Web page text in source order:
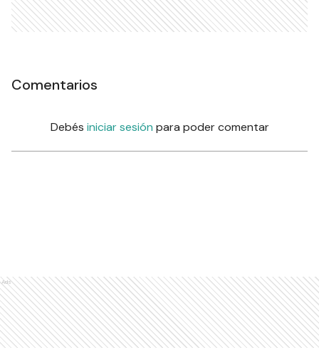
Comentarios
Debés iniciar sesión para poder comentar
Ads